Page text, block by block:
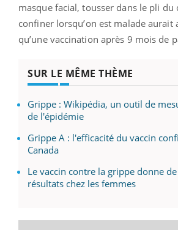
masque facial, tousser dans le pli du
confiner lorsqu’on est malade aurait
qu’une vaccination après 9 mois de
SUR LE MÊME THÈME
Grippe : Wikipédia, un outil de
de l'épidémie
Grippe A : l'efficacité du vaccin
Canada
Le vaccin contre la grippe donne
résultats chez les femmes